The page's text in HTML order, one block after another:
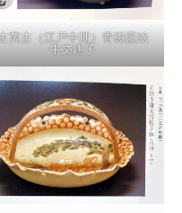
萬古（江戸中期）青磁藍絵
牛文銚子